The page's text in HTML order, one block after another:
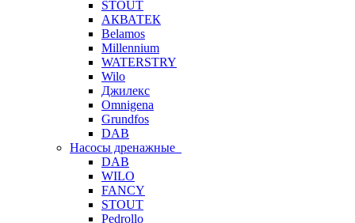
STOUT
АКВАТЕК
Belamos
Millennium
WATERSTRY
Wilo
Джилекс
Omnigena
Grundfos
DAB
Насосы дренажные
DAB
WILO
FANCY
STOUT
Pedrollo